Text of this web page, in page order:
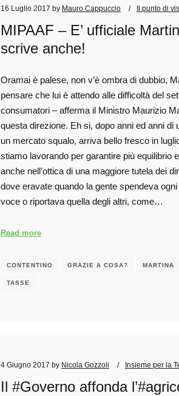
16 Luglio 2017 by Mauro Cappuccio Il punto di
MIPAAF – E’ ufficiale
scrive anche!
Oramai è palese, non v’è ombra di dubbio,
pensare che lui è attendo alle difficoltà del
consumatori – afferma il Ministro Maurizio
questa direzione. Eh si, dopo anni ed anni
un mercato squalo, arriva bello fresco in
stiamo lavorando per garantire più equilibrio
anche nell’ottica di una maggiore tutela dei
dove eravate quando la gente spendeva
voce o riportava quella degli altri, come…
Read more
CONTENTINO GRAZIE A COSA? MARTINA
TASSE
4 Giugno 2017 by Nicola Gozzoli Insieme per la
Il #Governo affonda